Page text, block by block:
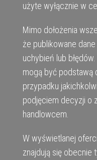
użyte wyłącznie w
Mimo dołożenia
że publikowane
uchybień lub
mogą być podstawą
przypadku
podjęciem decyzji o
handlowcem.
W wyświetlanej
znajdują się obecnie